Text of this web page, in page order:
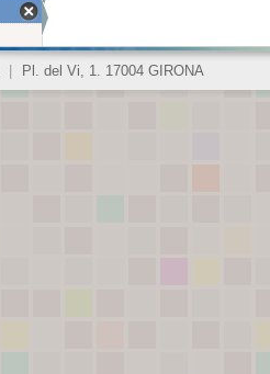
Pl. del Vi, 1. 17004 GIRONA